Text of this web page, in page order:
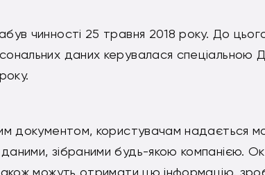
чинності 25 травня 2018 року. До
даних керувалася
документом, користувачам надається
зібраними будь-якою компанією.